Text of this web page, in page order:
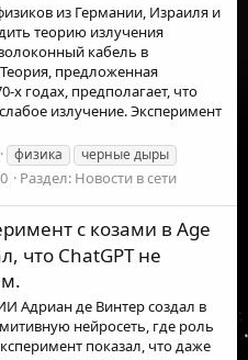
из Германии, Израиля и
теорию излучения
кабель в
предложенная
х годах, предполагает, что
излучение. Эксперимент
физика
черные дыры
Раздел: Новости в сети
с козами в Age
что ChatGPT не
Адриан де Винтер создал в
нейросеть, где роль
показал, что даже